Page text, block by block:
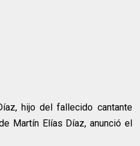
hijo del fallecido cantante
Martín Elías Díaz, anunció el